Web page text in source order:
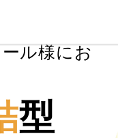
ル様にお
型